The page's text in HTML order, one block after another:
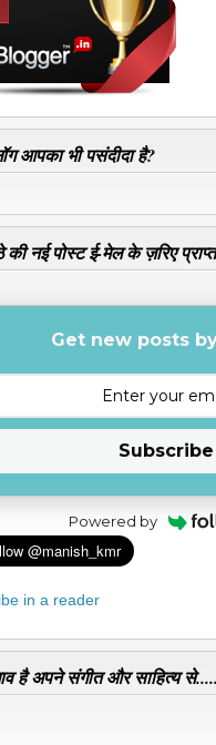
आपका भी पसंदीदा है?
की नई पोस्ट ई-मेल के ज़रिए
Get new posts
Subscribe
Powered by
in a reader
है अपने संगीत और साहित्य से.....